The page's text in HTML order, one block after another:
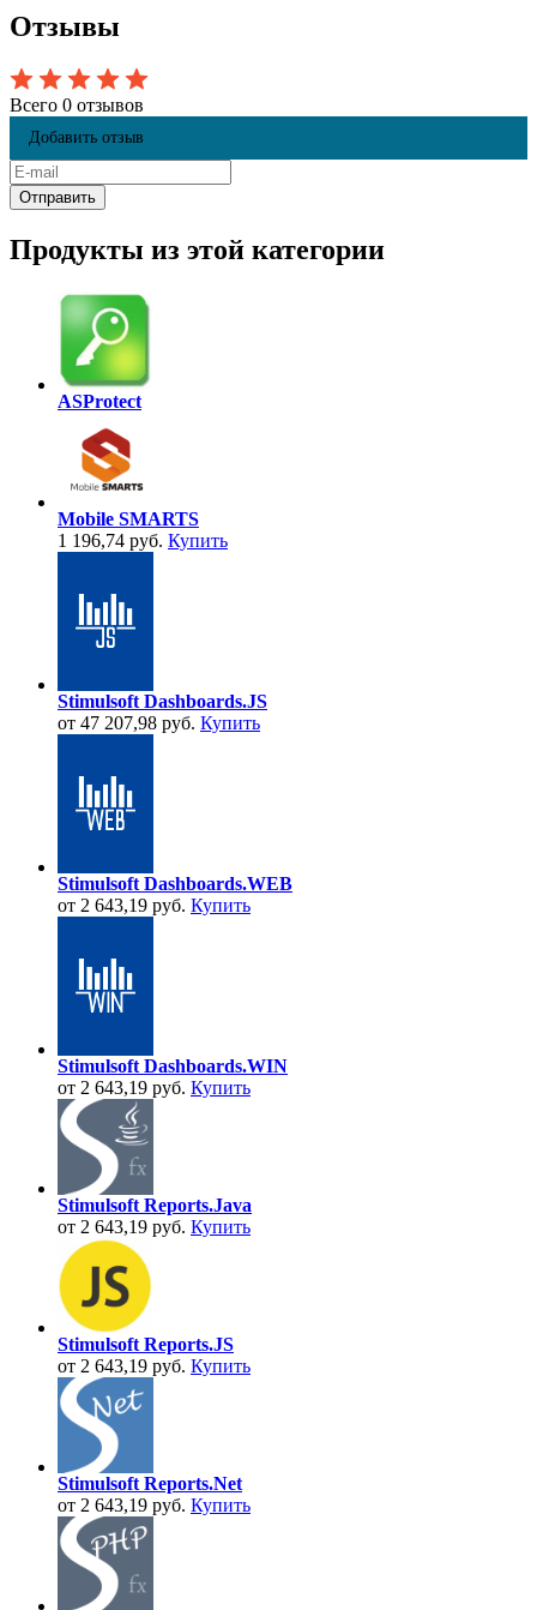
Отзывы
Всего 0 отзывов
Добавить отзыв
Продукты из этой категории
ASProtect
Mobile SMARTS
1 196,74 руб. Купить
Stimulsoft Dashboards.JS
от 47 207,98 руб. Купить
Stimulsoft Dashboards.WEB
от 2 643,19 руб. Купить
Stimulsoft Dashboards.WIN
от 2 643,19 руб. Купить
Stimulsoft Reports.Java
от 2 643,19 руб. Купить
Stimulsoft Reports.JS
от 2 643,19 руб. Купить
Stimulsoft Reports.Net
от 2 643,19 руб. Купить